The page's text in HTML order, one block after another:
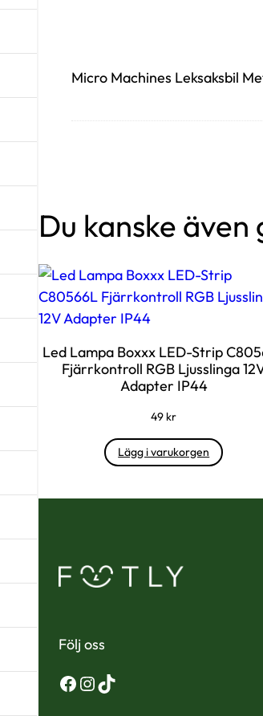
Micro Machines Leksaksbil
Du kanske även
Led Lampa Boxxx LED-Strip
Fjärrkontroll RGB Ljusslinga
Adapter IP44
49 kr
Lägg i varukorgen
Följ oss
Facebook
Instagram
TikTok